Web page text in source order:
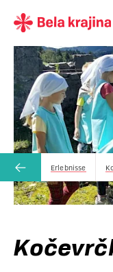
Erlebnisse